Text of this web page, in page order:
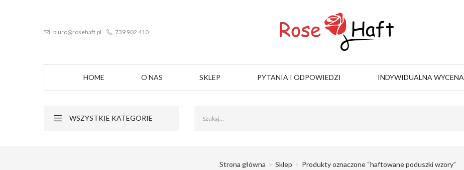
biuro@rosehaft.pl 739 902 410
HOME O NAS SKLEP PYTANIA I ODPOWIEDZI INDYWIDUALNA WYCENA
WSZYSTKIE KATEGORIE
Strona główna Sklep Produkty oznaczone “haftowane poduszki wzory”